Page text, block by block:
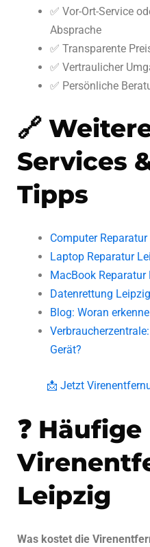
✅ Vor-Ort-Service
Absprache
✅ Transparente
✅ Vertraulicher
✅ Persönliche
🔗
Services
Tipps
Computer
Laptop Reparatur
MacBook Reparatur
Datenrettung Leipzig
Blog: Woran
Gerät?
📩 Jetzt
❓
Leipzig
Was kostet die